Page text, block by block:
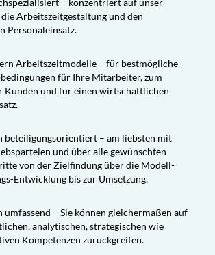
und
und konfliktreiche Personaleinsatz-
durch externe Moderation auflösen
zwischen den Parteien
und Versachlichung von
für Führungskräfte zum Umgang mit
Fragestellungen
von Verhandlungen zwischen
und Betriebs-/Personalräten
Dienstvereinbarungen
und konfliktreiche Personaleinsatz-
Objektivierung und
von Arbeitszeit-Themen
bzw. Beisitzer in
– konzentriert auf unser
Arbeitszeitgestaltung und den
Personaleinsatz.
Arbeitszeitmodelle – für bestmögliche
für Ihre Mitarbeiter, zum
Kunden und für einen wirtschaftlichen
beteiligungsorientiert – am liebsten mit
und über alle gewünschten
von der Zielfindung über die Modell-
Entwicklung bis zur Umsetzung.
– Sie können gleichermaßen auf
analytischen, strategischen wie
Kompetenzen zurückgreifen.